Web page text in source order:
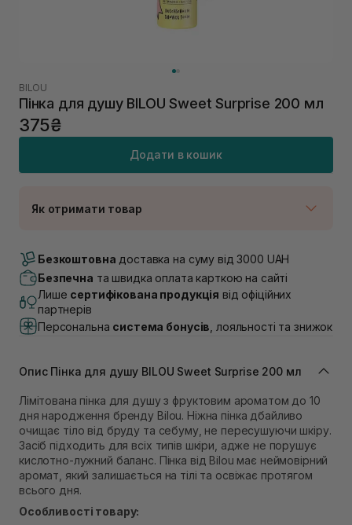
BILOU
Пінка для душу BILOU Sweet Surprise 200 мл
375₴
Додати в кошик
Як отримати товар
В наявності
Самовивіз м. Луцьк, вул. Винниченка 4
В наявності
Самовивіз м. Львів, вул. Академіка Підстригача, 1В
(Duck’s Lake)
В наявності
В наявності
Самовивіз м. Рівне, вул. 16-го Липня, 15
В наявності
Самовивіз м. Рівне, вул. Кулика і Гудачека 23 (ТЦ
Екватор)
В наявності
Безкоштовна доставка на суму від 3000 UAH
Безпечна та швидка оплата карткою на сайті
Лише сертифікована продукція від офіційних
партнерів
Персональна система бонусів , лояльності та знижок
Опис Пінка для душу BILOU Sweet Surprise 200 мл
Лімітована пінка для душу з фруктовим ароматом до 10
дня народження бренду Bilou. Ніжна пінка дбайливо
очищає тіло від бруду та себуму, не пересушуючи шкіру.
Засіб підходить для всіх типів шкіри, адже не порушує
кислотно-лужний баланс. Пінка від Bilou має неймовірний
аромат, який залишається на тілі та освіжає протягом
всього дня.
Особливості товару: